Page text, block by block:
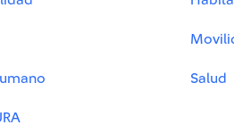
Salud